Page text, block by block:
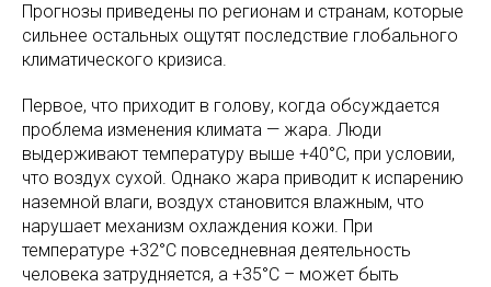
Прогнозы приведены по регионам и странам, которые
сильнее остальных ощутят последствие глобального
климатического кризиса.
Первое, что приходит в голову, когда обсуждается
проблема изменения климата — жара. Люди
выдерживают температуру выше +40°C, при условии,
что воздух сухой. Однако жара приводит к испарению
наземной влаги, воздух становится влажным, что
нарушает механизм охлаждения кожи. При
температуре +32°C повседневная деятельность
человека затрудняется, а +35°C – может быть